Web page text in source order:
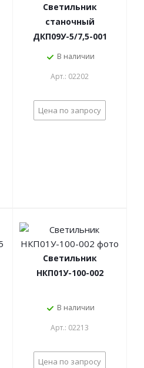
Светильник
станочный
ДКП09У-5/7,5-001
В наличии
Арт.: 02202
Цена по запросу
Светильник
НКП01У-100-002
В наличии
Арт.: 02213
Цена по запросу